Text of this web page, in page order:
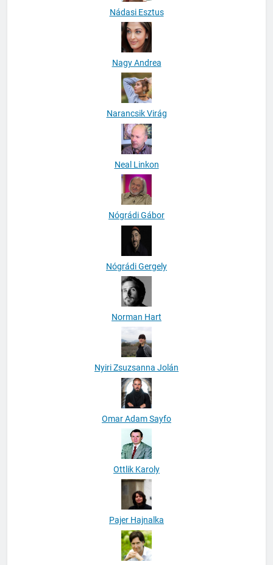
Nádasi Esztus
Nagy Andrea
Narancsik Virág
Neal Linkon
Nógrádi Gábor
Nógrádi Gergely
Norman Hart
Nyiri Zsuzsanna Jolán
Omar Adam Sayfo
Ottlik Karoly
Pajer Hajnalka